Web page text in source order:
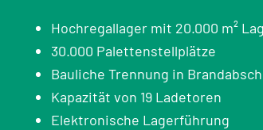
Hochregallager mit 20.000 m²
30.000 Palettenstellplätze
Bauliche Trennung in
Kapazität von 19 Ladetoren
Elektronische Lagerführung